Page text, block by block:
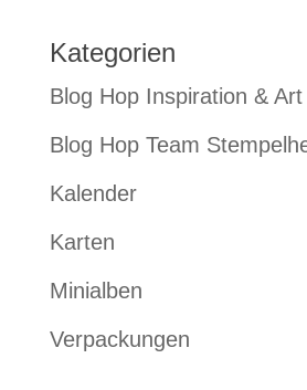
Kategorien
Blog Hop Inspiration & Art
Blog Hop Team
Kalender
Karten
Minialben
Verpackungen